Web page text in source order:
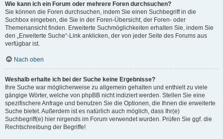
Wie kann ich ein Forum oder mehrere Foren durchsuchen?
Sie können die Foren durchsuchen, indem Sie einen Suchbegriff in die
Suchbox eingeben, die Sie in der Foren-Übersicht, der Foren- oder
Themenansicht finden. Erweiterte Suchmöglichkeiten erhalten Sie, indem Sie
den „Erweiterte Suche“-Link anklicken, der von jeder Seite des Forums aus
verfügbar ist.
Nach oben
Weshalb erhalte ich bei der Suche keine Ergebnisse?
Ihre Suche war möglicherweise zu allgemein gehalten und enthielt zu viele
gängige Wörter, welche von phpBB nicht indiziert werden. Stellen Sie eine
spezifischere Anfrage und benutzen Sie die Optionen, die Ihnen die erweiterte
Suche bietet. Außerdem ist es natürlich auch möglich, dass Ihr(e)
Suchbegriff(e) hier nirgends im Forum verwendet wurden. Prüfen Sie ggf. die
Rechtschreibung der Begriffe!